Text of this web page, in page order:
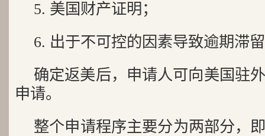
5. 美国财产证明；
6. 出于不可控的因素导致逾期滞
确定返美后，申请人可向美国驻
申请。
整个申请程序主要分为两部分，